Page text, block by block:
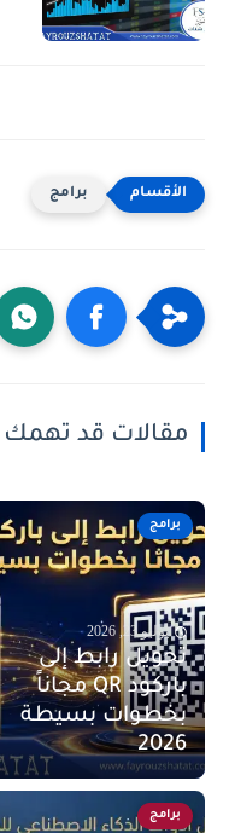
برامج
مقالات قد تهمك
برامج
يوليو 23, 2026
تحويل رابط إلى
باركود QR مجاناً
بخطوات بسيطة
2026
برامج